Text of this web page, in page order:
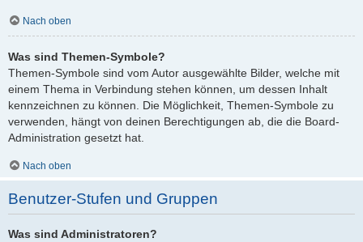
Nach oben
Was sind Themen-Symbole?
Themen-Symbole sind vom Autor ausgewählte Bilder, welche mit
einem Thema in Verbindung stehen können, um dessen Inhalt
kennzeichnen zu können. Die Möglichkeit, Themen-Symbole zu
verwenden, hängt von deinen Berechtigungen ab, die die Board-
Administration gesetzt hat.
Nach oben
Benutzer-Stufen und Gruppen
Was sind Administratoren?